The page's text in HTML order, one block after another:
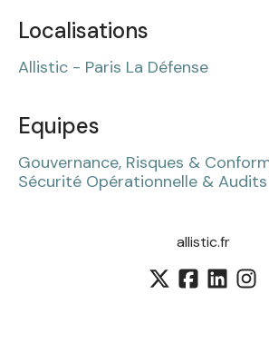
Localisations
Allistic - Paris La Défense
Equipes
Gouvernance, Risques &
Sécurité Opérationnelle & Audits
allistic.fr